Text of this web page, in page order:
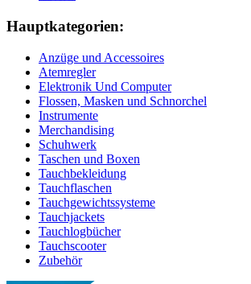
Hauptkategorien:
Anzüge und Accessoires
Atemregler
Elektronik Und Computer
Flossen, Masken und Schnorchel
Instrumente
Merchandising
Schuhwerk
Taschen und Boxen
Tauchbekleidung
Tauchflaschen
Tauchgewichtssysteme
Tauchjackets
Tauchlogbücher
Tauchscooter
Zubehör